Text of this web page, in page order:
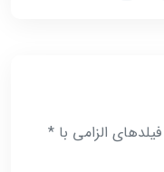
الزامی با *